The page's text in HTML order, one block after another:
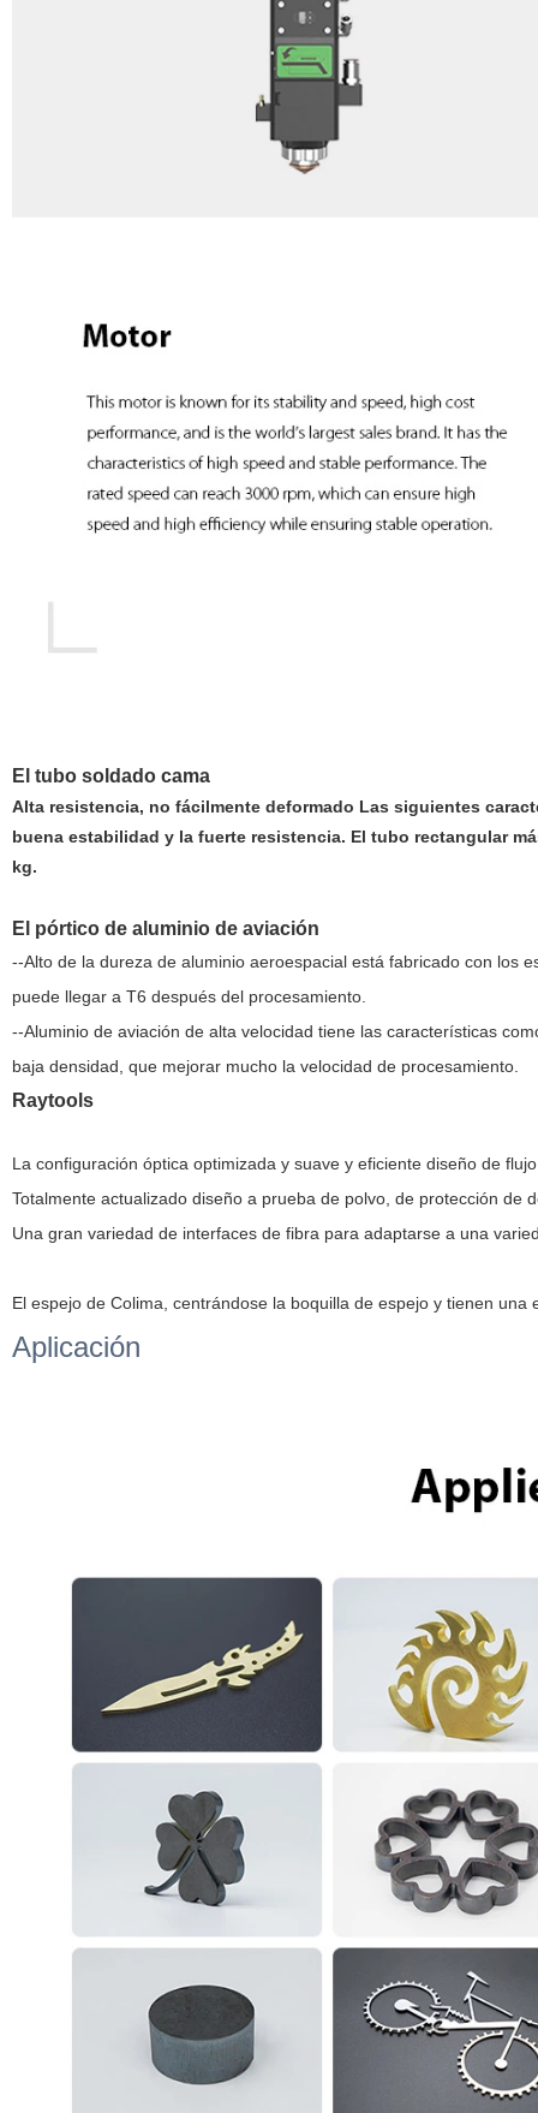
El tubo soldado cama
Alta resistencia, no fácilmente deformado Las siguientes
buena estabilidad y la fuerte resistencia. El tubo rectangular
kg.
El pórtico de aluminio de aviación
--Alto de la dureza de aluminio aeroespacial está fabricado con los
puede llegar a T6 después del procesamiento.
--Aluminio de aviación de alta velocidad tiene las características
baja densidad, que mejorar mucho la velocidad de procesamiento.
Raytools
La configuración óptica optimizada y suave y eficiente diseño de
Totalmente actualizado diseño a prueba de polvo, de protección de
Una gran variedad de interfaces de fibra para adaptarse a una
El espejo de Colima, centrándose la boquilla de espejo y tienen una
Aplicación